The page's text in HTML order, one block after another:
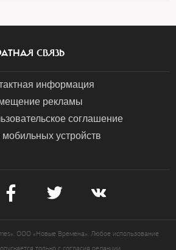
СВЯЗЬ
информация
рекламы
соглашение
устройств
ООО «Новые Времена». Любое использование
только с согласия редакции.